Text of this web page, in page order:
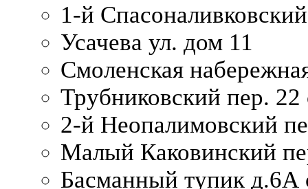
1-й
Усачева ул. дом 11
Смоленская
Трубниковский пер. 22
2-й Неопалимовский
Малый Каковинский
Басманный тупик д.6А